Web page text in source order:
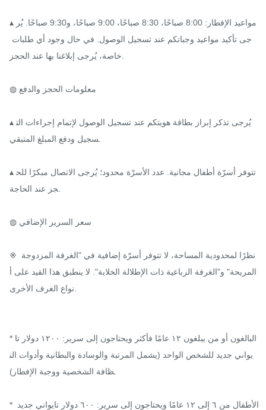
▴ مواعيد الإفطار: 8:00 صباحًا، 8:30 صباحًا، 9:00 صباحًا، و9:30 صباحًا. يُر
خاصة، يُرجى إبلاغنا بها عند الحجز.
◍ معلومات الحجز والدفع
▴ يُرجى تذكر إبراز بطاقة هويتكم عند تسجيل الوصول لإتمام إجراءات الت
سجيل ودفع المبلغ المتبقي.
▴ تتوفر أسرّة أطفال مجانية. عدد الأسرّة محدود؛ يُرجى الاتصال مبكرًا للح
جز عند الحاجة.
◍ سعر السرير الإضافي
※ نظرًا لمحدودية المساحة، لا تتوفر أسرّة إضافية في "الغرفة المزدوجة
المريحة" و"الغرفة الرباعية ذات الإطلالة الخلابة". لا ينطبق هذا القيد على أ
نواع الغرف الأخرى.
* البالغون أو من يبلغون ١٢ عامًا فأكثر ويحتاجون إلى سرير: ١٢٠٠ دولار تا
يواني جديد للشخص الواحد (يشمل المرتبة والوسادة والبطانية وأدوات الن
ظافة الشخصية ووجبة الإفطار).
* الأطفال من ٦ إلى ١٢ عامًا ويحتاجون إلى سرير: ٦٠٠ دولار تايواني جديد